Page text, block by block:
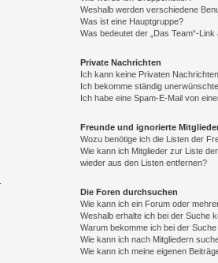
Weshalb werden verschiedene
Was ist eine Hauptgruppe?
Was bedeutet der „Das Team“-
Private Nachrichten
Ich kann keine Privaten
Ich bekomme ständig
Ich habe eine Spam-E-Mail von
Freunde und ignorierte
Wozu benötige ich die Listen der
Wie kann ich Mitglieder zur Liste
wieder aus den Listen entfernen?
Die Foren durchsuchen
Wie kann ich ein Forum oder
Weshalb erhalte ich bei der Suche
Warum bekomme ich bei der
Wie kann ich nach Mitgliedern
Wie kann ich meine eigenen